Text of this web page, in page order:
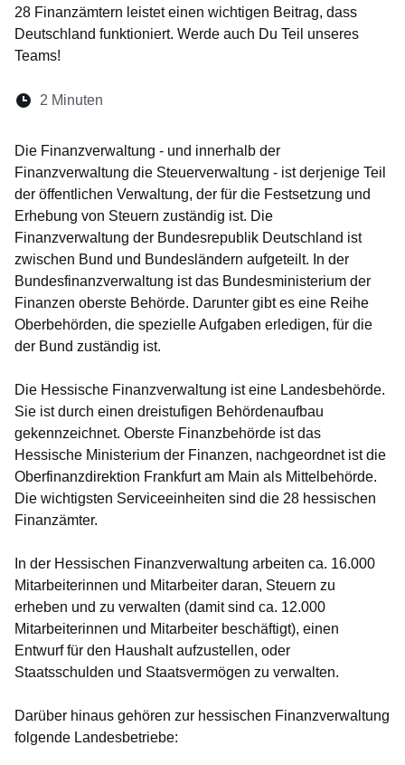
28 Finanzämtern leistet einen wichtigen Beitrag, dass
Deutschland funktioniert. Werde auch Du Teil unseres
Teams!
Lesedauer:
2 Minuten
Die Finanzverwaltung - und innerhalb der
Finanzverwaltung die Steuerverwaltung - ist derjenige Teil
der öffentlichen Verwaltung, der für die Festsetzung und
Erhebung von Steuern zuständig ist. Die
Finanzverwaltung der Bundesrepublik Deutschland ist
zwischen Bund und Bundesländern aufgeteilt. In der
Bundesfinanzverwaltung ist das Bundesministerium der
Finanzen oberste Behörde. Darunter gibt es eine Reihe
Oberbehörden, die spezielle Aufgaben erledigen, für die
der Bund zuständig ist.
Die Hessische Finanzverwaltung ist eine Landesbehörde.
Sie ist durch einen dreistufigen Behördenaufbau
gekennzeichnet. Oberste Finanzbehörde ist das
Hessische Ministerium der Finanzen, nachgeordnet ist die
Oberfinanzdirektion Frankfurt am Main als Mittelbehörde.
Die wichtigsten Serviceeinheiten sind die 28 hessischen
Finanzämter.
In der Hessischen Finanzverwaltung arbeiten ca. 16.000
Mitarbeiterinnen und Mitarbeiter daran, Steuern zu
erheben und zu verwalten (damit sind ca. 12.000
Mitarbeiterinnen und Mitarbeiter beschäftigt), einen
Entwurf für den Haushalt aufzustellen, oder
Staatsschulden und Staatsvermögen zu verwalten.
Darüber hinaus gehören zur hessischen Finanzverwaltung
folgende Landesbetriebe: